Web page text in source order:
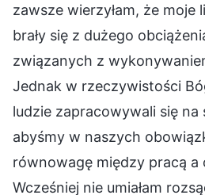
zawsze wierzyłam, że moje
brały się z dużego
związanych z
Jednak w rzeczywistości
ludzie zapracowywali się na
abyśmy w naszych
równowagę między pracą a
Wcześniej nie umiałam